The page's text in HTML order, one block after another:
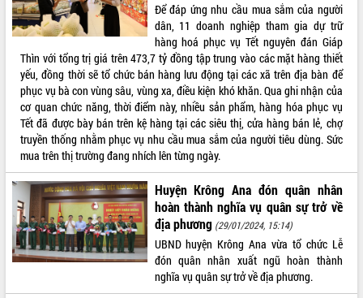
VIDEO
ALBUM ẢNH
Để đáp ứng nhu cầu mua sắm của người
dân, 11 doanh nghiệp tham gia dự trữ
hàng hoá phục vụ Tết nguyên đán Giáp
Thìn với tổng trị giá trên 473,7 tỷ đồng tập trung vào các mặt hàng thiết
yếu, đồng thời sẽ tổ chức bán hàng lưu động tại các xã trên địa bàn để
phục vụ bà con vùng sâu, vùng xa, điều kiện khó khăn. Qua ghi nhận của
cơ quan chức năng, thời điểm này, nhiều sản phẩm, hàng hóa phục vụ
Tết đã được bày bán trên kệ hàng tại các siêu thị, cửa hàng bán lẻ, chợ
truyền thống nhằm phục vụ nhu cầu mua sắm của người tiêu dùng. Sức
mua trên thị trường đang nhích lên từng ngày.
Huyện Krông Ana đón quân nhân
hoàn thành nghĩa vụ quân sự trở về
địa phương (29/01/2024, 15:14)
UBND huyện Krông Ana vừa tổ chức Lễ
đón quân nhân xuất ngũ hoàn thành
nghĩa vụ quân sự trở về địa phương.